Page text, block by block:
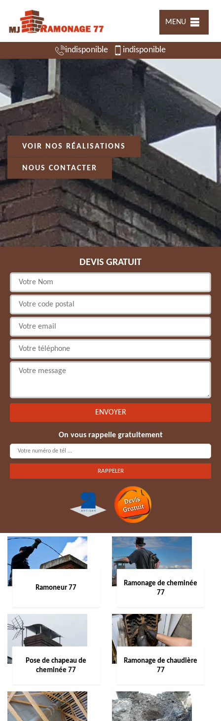
MENU
indisponible indisponible
VOIR NOS RÉALISATIONS
NOUS CONTACTER
DEVIS GRATUIT
On vous rappelle gratuitement
Ramoneur 77
Ramonage de cheminée
77
Pose de chapeau de
cheminée 77
Ramonage de chaudière
77